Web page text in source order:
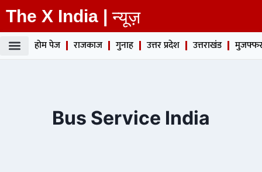
The X India | न्यूज़
होम पेज राजकाज गुनाह उत्तर प्रदेश उत्तराखंड
Bus Service India